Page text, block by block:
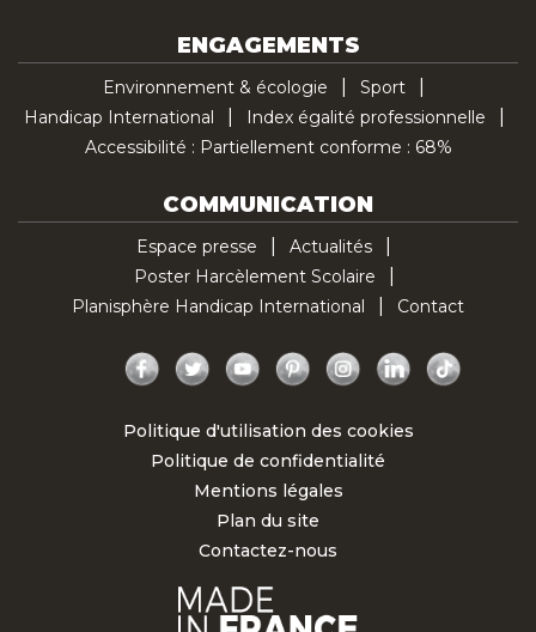
ENGAGEMENTS
Environnement & écologie
Sport
Handicap International
Index égalité professionnelle
Accessibilité : Partiellement conforme : 68%
COMMUNICATION
Espace presse
Actualités
Poster Harcèlement Scolaire
Planisphère Handicap International
Contact
Facebook
Twitter YouTubePinterestInstagramLinkedIn
Politique d'utilisation des cookies
Politique de confidentialité
Mentions légales
Plan du site
Contactez-nous